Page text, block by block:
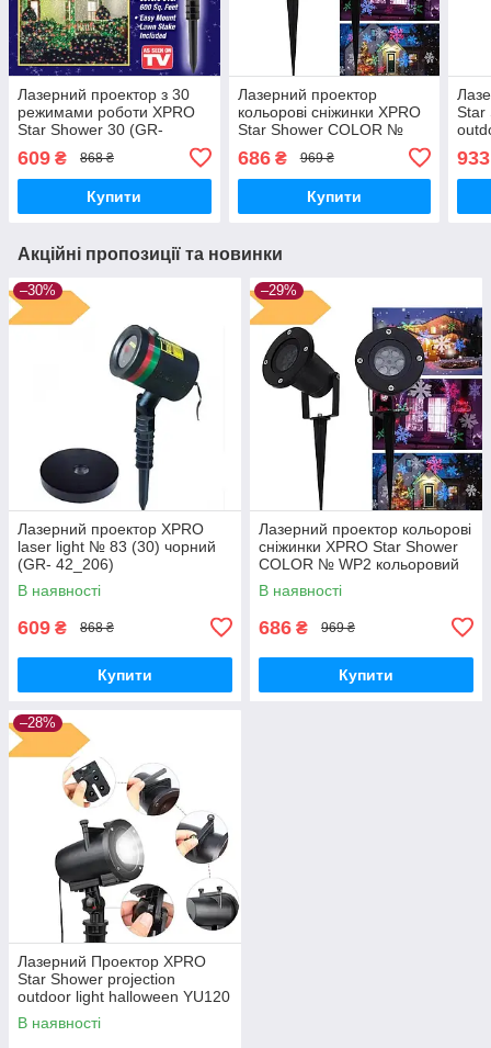
Лазерний проектор з 30
режимами роботи XPRO
Star Shower 30 (GR-
609 ₴ 868 ₴
Купити
Лазерний проектор
кольорові сніжинки XPRO
Star Shower COLOR №
65_260)
686₴ 969 ₴
Купити
Star
933
Акційні пропозиції та новинки
–30%
Лазерний проектор XPRO
laser light № 83 (30) чорний
(GR- 42_206)
В наявності
609 ₴ 868 ₴
Купити
–29%
Лазерний проектор кольорові
сніжинки XPRO Star Shower
COLOR № WP2 кольоровий
(GR-65_260)
В наявності
686 ₴ 969 ₴
Купити
–28%
Лазерний Проектор XPRO
Star Shower projection
outdoor light halloween YU120
чорний (GR- 63_433)
В наявності